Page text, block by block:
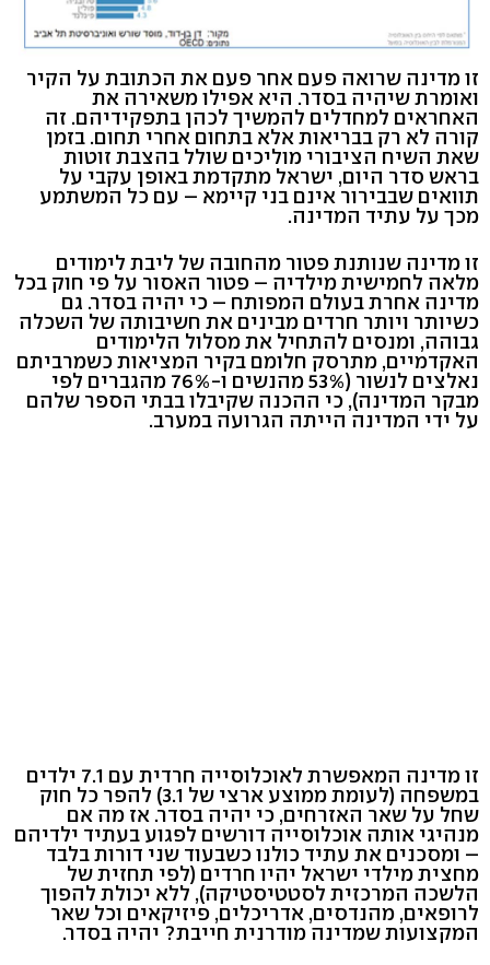
זו מדינה שרואה פעם אחר פעם את הכתובת על הקיר
ואומרת שיהיה בסדר. היא אפילו משאירה את
האחראים למחדלים להמשיך לכהן בתפקידיהם. זה
קורה לא רק בבריאות אלא בתחום אחרי תחום. בזמן
שאת השיח הציבורי מוליכים שולל בהצבת זוטות
בראש סדר היום, ישראל מתקדמת באופן עקבי על
תוואים שבבירור אינם בני קיימא – עם כל המשתמע
מכך על עתיד המדינה.
זו מדינה שנותנת פטור מהחובה של ליבת לימודים
מלאה לחמישית מילדיה – פטור האסור על פי חוק בכל
מדינה אחרת בעולם המפותח – כי יהיה בסדר. גם
כשיותר ויותר חרדים מבינים את חשיבותה של השכלה
גבוהה, ומנסים להתחיל את מסלול הלימודים
האקדמיים, מתרסק חלומם בקיר המציאות כשמרביתם
נאלצים לנשור (53% מהנשים ו-76% מהגברים לפי
מבקר המדינה), כי ההכנה שקיבלו בבתי הספר שלהם
על ידי המדינה הייתה הגרועה במערב.
זו מדינה המאפשרת לאוכלוסייה חרדית עם 7.1 ילדים
במשפחה (לעומת ממוצע ארצי של 3.1) להפר כל חוק
שחל על שאר האזרחים, כי יהיה בסדר. אז מה אם
מנהיגי אותה אוכלוסייה דורשים לפגוע בעתיד ילדיהם
– ומסכנים את עתיד כולנו כשבעוד שני דורות בלבד
מחצית מילדי ישראל יהיו חרדים (לפי תחזית של
הלשכה המרכזית לסטטיסטיקה), ללא יכולת להפוך
לרופאים, מהנדסים, אדריכלים, פיזיקאים וכל שאר
המקצועות שמדינה מודרנית חייבת? יהיה בסדר.